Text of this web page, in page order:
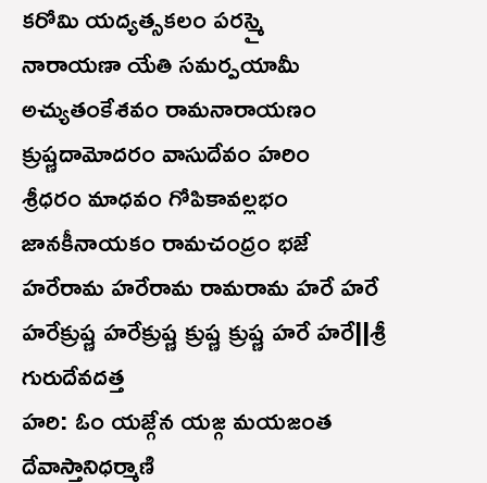
కరోమి యద్యత్సకలం పరస్మై
నారాయణా యేతి సమర్పయామీ
అచ్యుతంకేశవం రామనారాయణం
క్రుష్ణదామోదరం వాసుదేవం హరిం
శ్రీధరం మాధవం గోపికావల్లభం
జానకీనాయకం రామచంద్రం భజే
హరేరామ హరేరామ రామరామ హరే హరే
హరేక్రుష్ణ హరేక్రుష్ణ క్రుష్ణ క్రుష్ణ హరే హరే||శ్రీ
గురుదేవదత్త
హరి: ఓం యజ్గేన యజ్గ మయజంత
దేవాస్తానిధర్మాణి